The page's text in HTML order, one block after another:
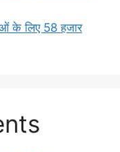
के लिए 58 हजार